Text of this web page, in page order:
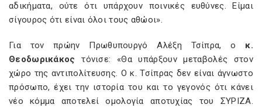
αδικήματα, ούτε ότι υπάρχουν ποινικές ευθύνες. Είμαι
σίγουρος ότι είναι όλοι τους αθώοι».
Για τον πρώην Πρωθυπουργό Αλέξη Τσίπρα, ο κ.
Θεοδωρικάκος τόνισε: «Θα υπάρξουν μεταβολές στον
χώρο της αντιπολίτευσης. Ο κ. Τσίπρας δεν είναι άγνωστο
πρόσωπο, έχει την ιστορία του και το γεγονός ότι κάνει
νέο κόμμα αποτελεί ομολογία αποτυχίας του ΣΥΡΙΖΑ.